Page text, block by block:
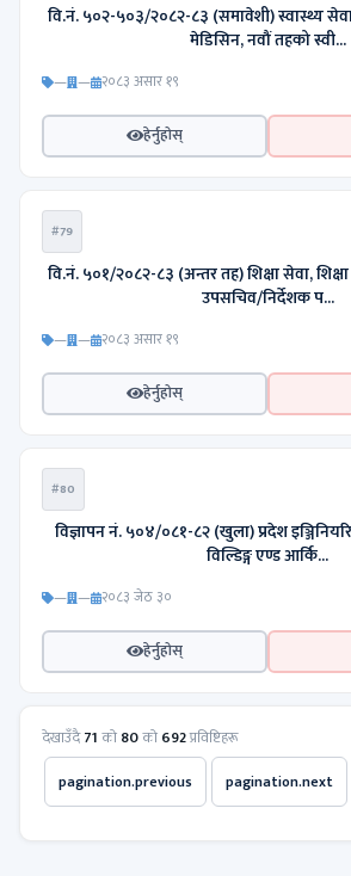
वि.नं. ५०२-५०३/२०८२-८३ (समावेशी) स्वास्थ्य
मेडिसिन, नवौं तहको स्वी...
— — २०८३ असार १९
हेर्नुहोस्
#79
वि.नं. ५०१/२०८२-८३ (अन्तर तह) शिक्षा सेवा,
उपसचिव/निर्देशक प...
— — २०८३ असार १९
हेर्नुहोस्
#80
विज्ञापन नं. ५०४/०८१-८२ (खुला) प्रदेश
विल्डिङ्ग एण्ड आर्कि...
— — २०८३ जेठ ३०
हेर्नुहोस्
देखाउँदै71को80को692प्रविष्टिहरू
pagination.previous pagination.next